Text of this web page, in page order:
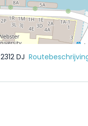
2312 DJ